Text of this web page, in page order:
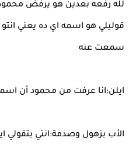
لله رفعه بعدين هو يرفض
قوليلي هو اسمه اي ده يعني انتو
سمعت عنه
ايلن:انا عرفت من محمود أن
الأب بزهول وصدمة:انتي بتقولي